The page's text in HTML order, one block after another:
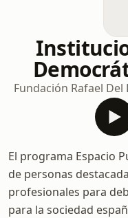
Fundación Rafael Del
El programa Espacio
de personas
profesionales para
para la sociedad